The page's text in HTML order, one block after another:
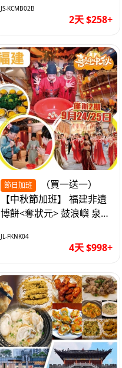
JS-KCMB02B
2天 $258+
節日加班
【中秋節加班】 福建非遺
博餅<奪狀元> 鼓浪嶼 泉州
車超值4天
JL-FKNK04
4天 $998+